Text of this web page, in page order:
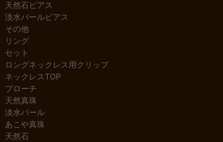
天然石ピアス
淡水パールピアス
その他
リング
セット
ロングネックレス用クリップ
ネックレスTOP
ブローチ
天然真珠
淡水パール
あこや真珠
天然石